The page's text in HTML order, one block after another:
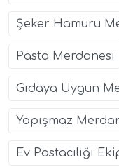
Şeker Hamuru
Pasta Merdanesi
Gıdaya Uygun
Yapışmaz
Ev Pastacılığı